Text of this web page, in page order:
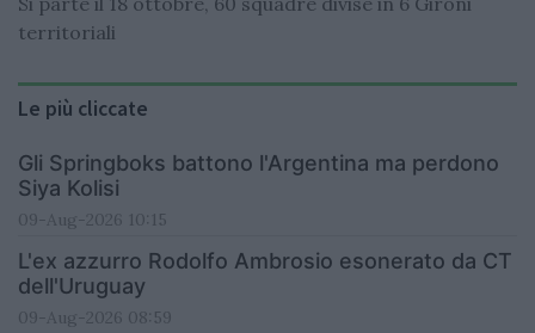
territoriali
Le più cliccate
Gli Springboks battono l'Argentina ma perdono
Siya Kolisi
09-Aug-2026 10:15
L'ex azzurro Rodolfo Ambrosio esonerato da CT
dell'Uruguay
09-Aug-2026 08:59